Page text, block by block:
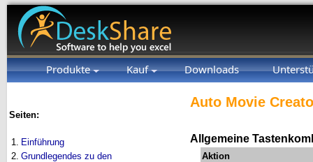
Produkte Kauf Downloads
Seiten:
1. Einführung
2. Grundlegendes zu den
Auto Movie
Allgemeine
Aktion